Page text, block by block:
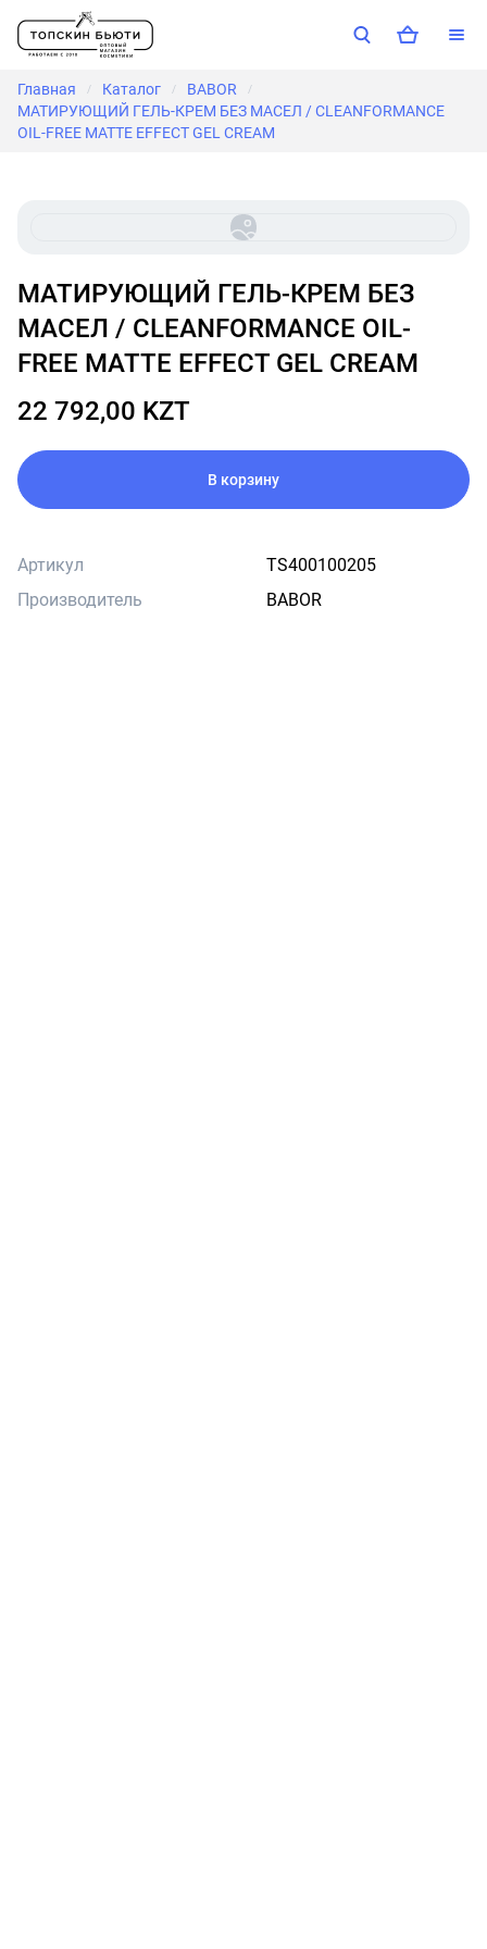
Главная / Каталог / BABOR /
МАТИРУЮЩИЙ ГЕЛЬ-КРЕМ БЕЗ МАСЕЛ / CLEANFORMANCE
OIL-FREE MATTE EFFECT GEL CREAM
МАТИРУЮЩИЙ ГЕЛЬ-КРЕМ БЕЗ
МАСЕЛ / CLEANFORMANCE OIL-
FREE MATTE EFFECT GEL CREAM
22 792,00 KZT
В корзину
Артикул
TS400100205
Производитель
BABOR